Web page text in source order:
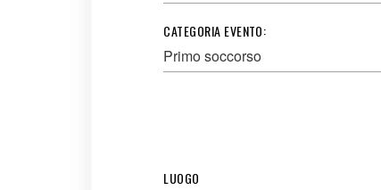
CATEGORIA EVENTO:
Primo soccorso
LUOGO